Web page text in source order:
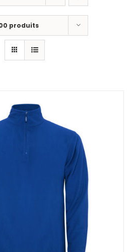
produits